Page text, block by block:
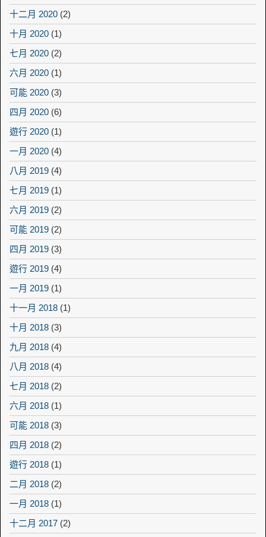
十二月 2020 (2)
十月 2020 (1)
七月 2020 (2)
六月 2020 (1)
可能 2020 (3)
四月 2020 (6)
遊行 2020 (1)
一月 2020 (4)
八月 2019 (4)
七月 2019 (1)
六月 2019 (2)
可能 2019 (2)
四月 2019 (3)
遊行 2019 (4)
一月 2019 (1)
十一月 2018 (1)
十月 2018 (3)
九月 2018 (4)
八月 2018 (4)
七月 2018 (2)
六月 2018 (1)
可能 2018 (3)
四月 2018 (2)
遊行 2018 (1)
二月 2018 (2)
一月 2018 (1)
十二月 2017 (2)